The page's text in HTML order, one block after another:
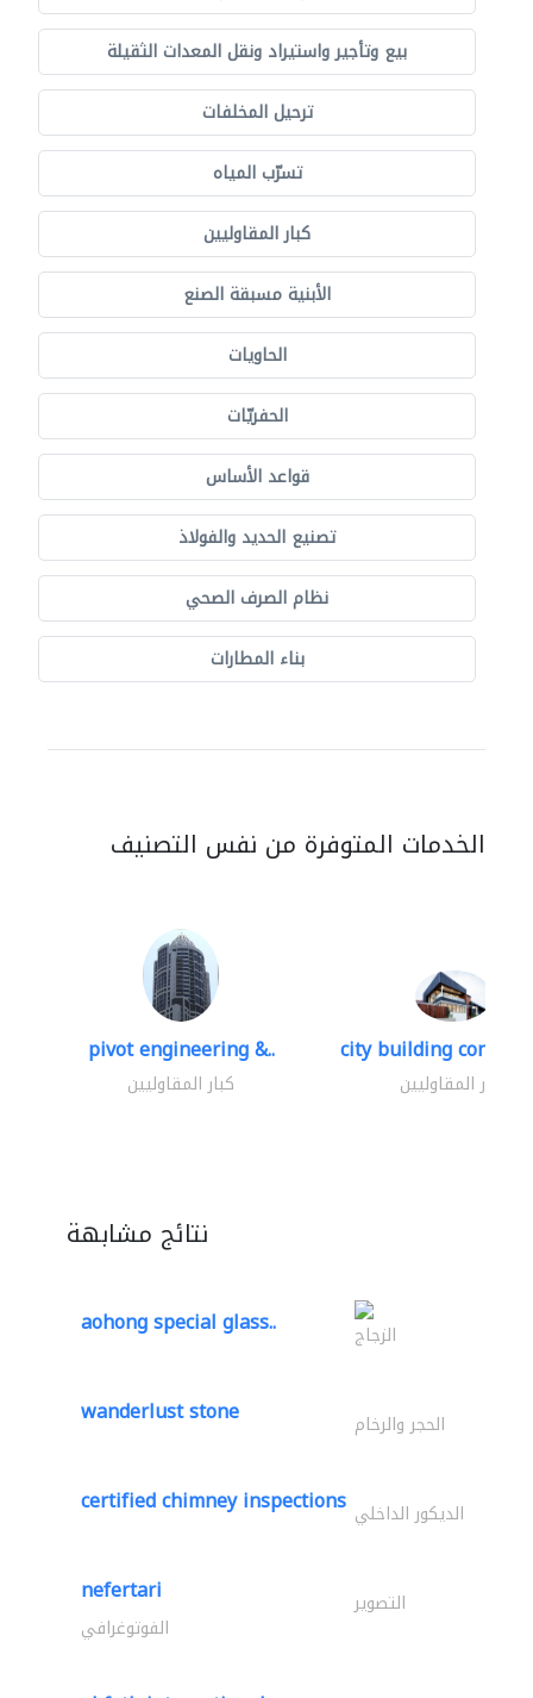
بيع وتأجير واستيراد ونقل المعدات الثقيلة
ترحيل المخلفات
تسرّب المياه
كبار المقاوليين
الأبنية مسبقة الصنع
الحاويات
الحفريّات
قواعد الأساس
تصنيع الحديد والفولاذ
نظام الصرف الصحي
بناء المطارات
الخدمات المتوفرة من نفس التصنيف
pivot engineering &..
كبار المقاوليين
city building
كبار المقاوليين
نتائج مشابهة
aohong special glass.. الزجاج
wanderlust stone الحجر والرخام
certified chimney inspections الديكور الداخلي
nefertari التصوير
الفوتوغرافي